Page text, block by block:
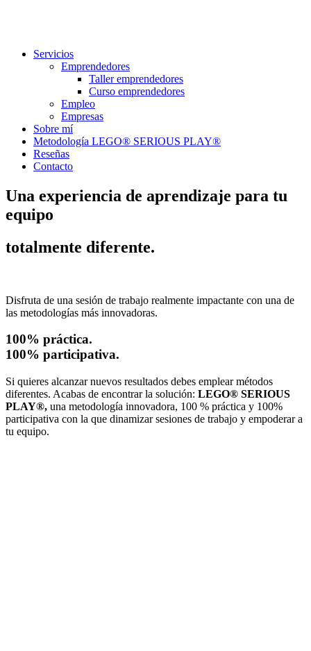
Servicios
Emprendedores
Taller emprendedores
Curso emprendedores
Empleo
Empresas
Sobre mí
Metodología LEGO® SERIOUS PLAY®
Reseñas
Contacto
Una experiencia de aprendizaje para tu
equipo
totalmente diferente.
Disfruta de una sesión de trabajo realmente impactante con una de
las metodologías más innovadoras.
100% práctica.
100% participativa.
Si quieres alcanzar nuevos resultados debes emplear métodos
diferentes. Acabas de encontrar la solución: LEGO® SERIOUS
PLAY®, una metodología innovadora, 100 % práctica y 100%
participativa con la que dinamizar sesiones de trabajo y empoderar a
tu equipo.